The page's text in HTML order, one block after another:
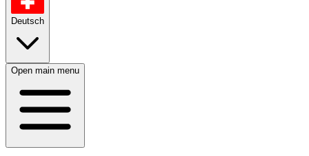
Deutsch
Open main menu